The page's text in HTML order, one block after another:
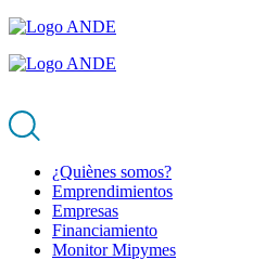
¿Quiènes somos?
Emprendimientos
Empresas
Financiamiento
Monitor Mipymes